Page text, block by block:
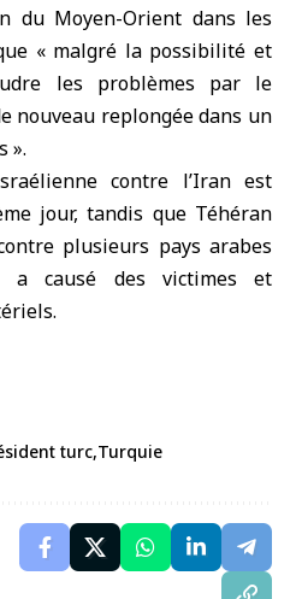
du Moyen-Orient dans les
« malgré la possibilité et
les problèmes par le
nouveau replongée dans un
».
contre l’Iran est
jour, tandis que Téhéran
plusieurs pays arabes
causé des victimes et
turc Turquie